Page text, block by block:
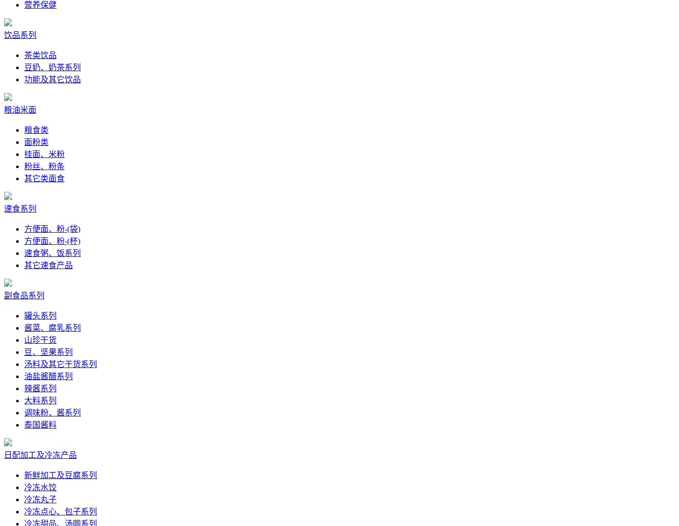
营养保健
饮品系列
茶类饮品
豆奶、奶茶系列
功能及其它饮品
粮油米面
粮食类
面粉类
挂面、米粉
粉丝、粉条
其它类面食
速食系列
方便面、粉-(袋)
方便面、粉-(杯)
速食粥、饭系列
其它速食产品
副食品系列
罐头系列
酱菜、腐乳系列
山珍干货
豆、坚果系列
汤料及其它干货系列
油盐酱醋系列
辣酱系列
大料系列
调味粉、酱系列
泰国酱料
日配加工及冷冻产品
新鲜加工及豆腐系列
冷冻水饺
冷冻丸子
冷冻点心、包子系列
冷冻甜品、汤圆系列